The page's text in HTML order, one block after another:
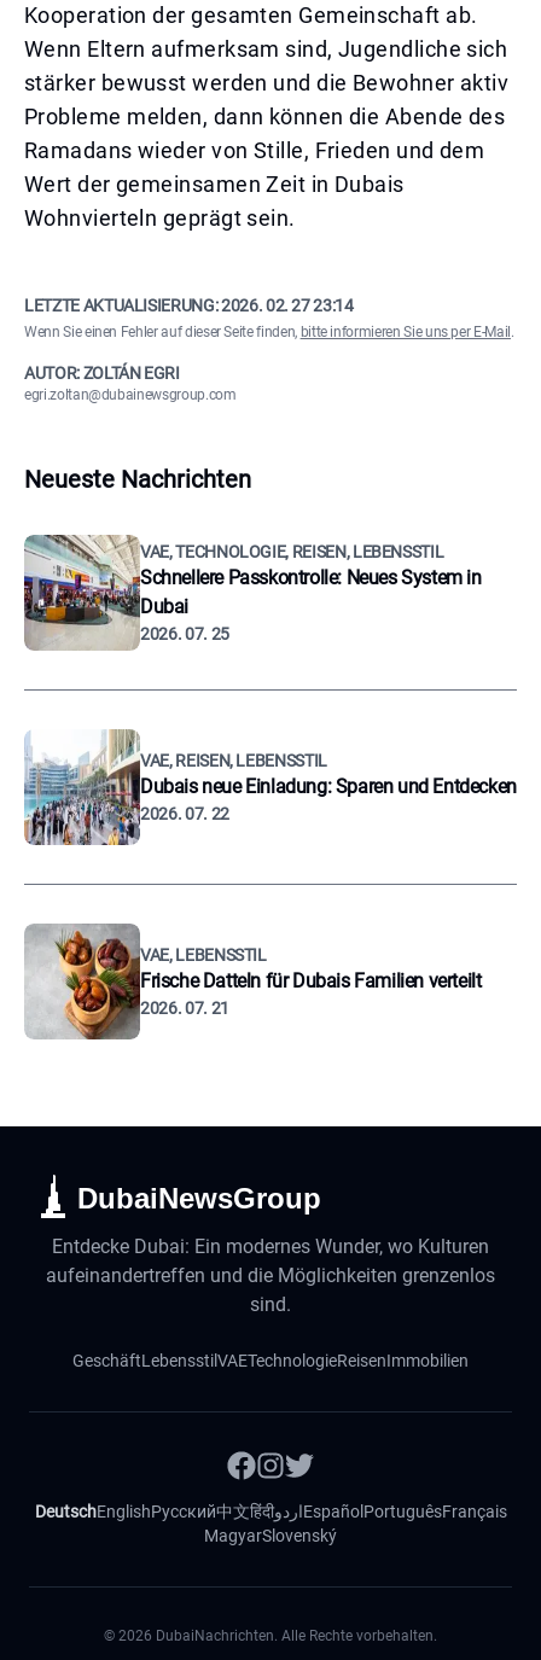
Kooperation der gesamten Gemeinschaft ab.
Wenn Eltern aufmerksam sind, Jugendliche sich
stärker bewusst werden und die Bewohner aktiv
Probleme melden, dann können die Abende des
Ramadans wieder von Stille, Frieden und dem
Wert der gemeinsamen Zeit in Dubais
Wohnvierteln geprägt sein.
LETZTE AKTUALISIERUNG:2026. 02. 27 23:14
Wenn Sie einen Fehler auf dieser Seite finden, bitte informieren Sie uns per E-Mail .
AUTOR: ZOLTÁN EGRI
egri.zoltan@dubainewsgroup.com
Neueste Nachrichten
VAE, TECHNOLOGIE, REISEN, LEBENSSTIL
Schnellere Passkontrolle: Neues System in
Dubai
2026. 07. 25
VAE, REISEN, LEBENSSTIL
Dubais neue Einladung: Sparen und Entdecken
2026. 07. 22
VAE, LEBENSSTIL
Frische Datteln für Dubais Familien verteilt
2026. 07. 21
DubaiNewsGroup
Entdecke Dubai: Ein modernes Wunder, wo Kulturen
aufeinandertreffen und die Möglichkeiten grenzenlos
sind.
GeschäftLebensstilVAETechnologieReisenImmobilien
DeutschEnglishРусский中文हिंदीاردوEspañol PortuguêsFrançais
MagyarSlovenský
© 2026 DubaiNachrichten. Alle Rechte vorbehalten.